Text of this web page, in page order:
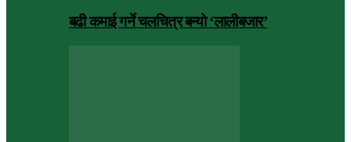
बढी कमाई गर्ने चलचित्र बन्यो ‘लालीबजार’